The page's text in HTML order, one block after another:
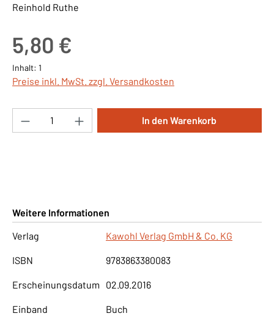
Reinhold Ruthe
5,80 €
Inhalt: 1
Preise inkl. MwSt. zzgl. Versandkosten
Produkt Anzahl: Gib den gewünschten
In den Warenkorb
Weitere Informationen
Verlag
Kawohl Verlag GmbH & Co. KG
ISBN 9783863380083
Erscheinungsdatum 02.09.2016
Einband Buch